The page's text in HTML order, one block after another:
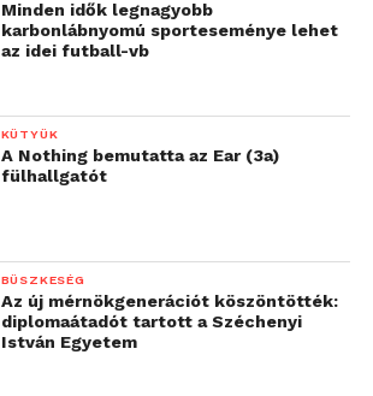
Minden idők legnagyobb
karbonlábnyomú sporteseménye lehet
az idei futball-vb
KÜTYÜK
A Nothing bemutatta az Ear (3a)
fülhallgatót
BÜSZKESÉG
Az új mérnökgenerációt köszöntötték:
diplomaátadót tartott a Széchenyi
István Egyetem